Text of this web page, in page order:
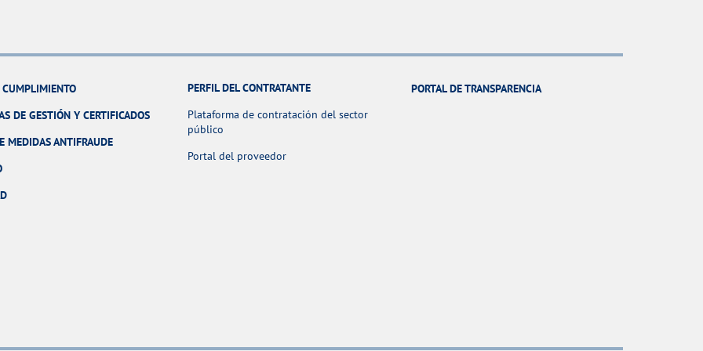
CUMPLIMIENTO
DE GESTIÓN Y CERTIFICADOS
MEDIDAS ANTIFRAUDE
PERFIL DEL CONTRATANTE
Plataforma de contratación del sector
público
Portal del proveedor
PORTAL DE TRANSPARENCIA